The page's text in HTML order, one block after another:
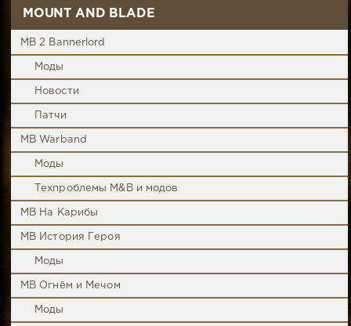
MOUNT AND BLADE
MB 2 Bannerlord
Моды
Новости
Патчи
MB Warband
Моды
Техпроблемы M&B и модов
MB На Карибы
MB История Героя
Моды
MB Огнём и Мечом
Моды